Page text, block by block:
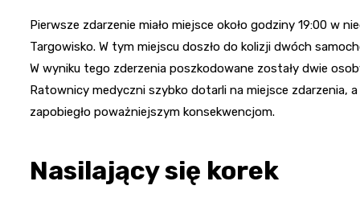
Pierwsze zdarzenie miało miejsce około godziny 19:00 w
Targowisko. W tym miejscu doszło do kolizji dwóch
W wyniku tego zderzenia poszkodowane zostały dwie
Ratownicy medyczni szybko dotarli na miejsce zdarzenia,
zapobiegło poważniejszym konsekwencjom.
Nasilający się korek